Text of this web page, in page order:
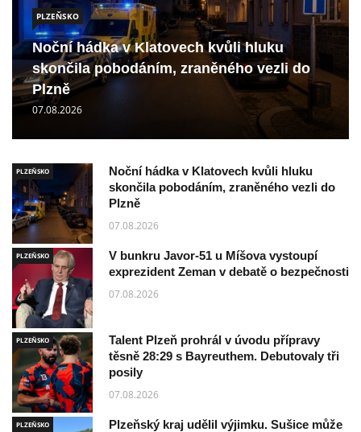
PLZEŇSKO
Noční hádka v Klatovech kvůli hluku
skončila pobodáním, zraněného vezli do
Plzně
07.08.2026
PLZEŇSKO
Noční hádka v Klatovech kvůli hluku
skončila pobodáním, zraněného vezli do
Plzně
07.08.2026
PLZEŇSKO
V bunkru Javor-51 u Míšova vystoupí
exprezident Zeman v debatě o bezpečnosti
07.08.2026
PLZEŇSKO
Talent Plzeň prohrál v úvodu přípravy
těsně 28:29 s Bayreuthem. Debutovaly tři
posily
07.08.2026
PLZEŇSKO
Plzeňský kraj udělil výjimku. Sušice může